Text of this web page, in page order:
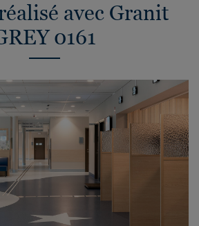
avec Granit
0161